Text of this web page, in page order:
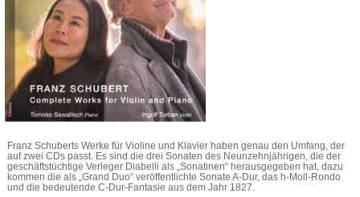
Franz Schuberts Werke für Violine und Klavier haben genau den Umfang, der
auf zwei CDs passt. Es sind die drei Sonaten des Neunzehnjährigen, die der
geschäftstüchtige Verleger Diabelli als „Sonatinen“ herausgegeben hat, dazu
kommen die als „Grand Duo“ veröffentlichte Sonate A-Dur, das h-Moll-Rondo
und die bedeutende C-Dur-Fantasie aus dem Jahr 1827.